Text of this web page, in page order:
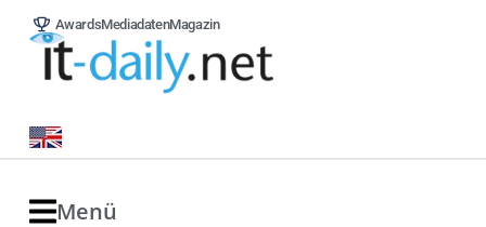
AwardsMediadatenMagazin
Menü